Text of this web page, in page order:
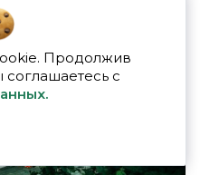
Продолжив
соглашаетесь с